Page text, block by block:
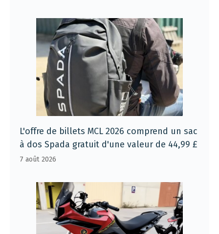
L'offre de billets MCL 2026 comprend un sac
à dos Spada gratuit d'une valeur de 44,99 £
7 août 2026